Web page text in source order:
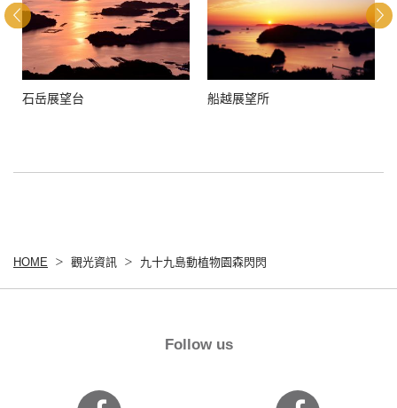
石岳展望台 船越展望所
HOME 觀光資訊 九十九島動植物園森閃閃
Follow us